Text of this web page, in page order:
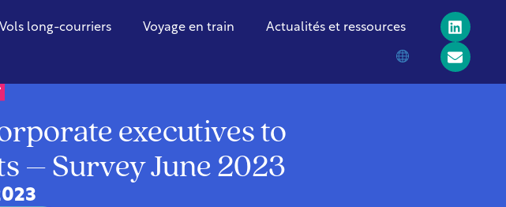
Vols long-courriers Voyage en train Actualités et ressources
executives to
– Survey June 2023